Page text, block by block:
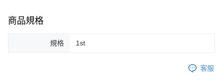
商品規格
規格 1st
客服